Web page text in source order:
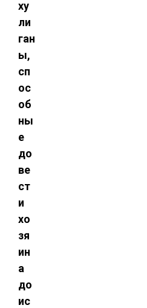
ху
ли
ган
ы,
сп
ос
об
ны
е
до
ве
ст
и
хо
зя
ин
а
до
ис